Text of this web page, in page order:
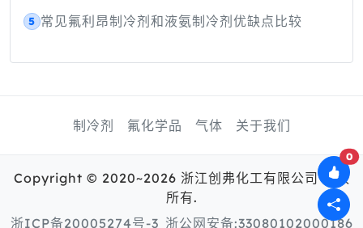
0
5 常见氟利昂制冷剂和液氨制冷剂优缺点比较
制冷剂 氟化学品 气体 关于我们
Copyright © 2020~2026 浙江创弗化工有限公司 版权
所有.
浙ICP备20005274号-3 浙公网安备:33080102000186